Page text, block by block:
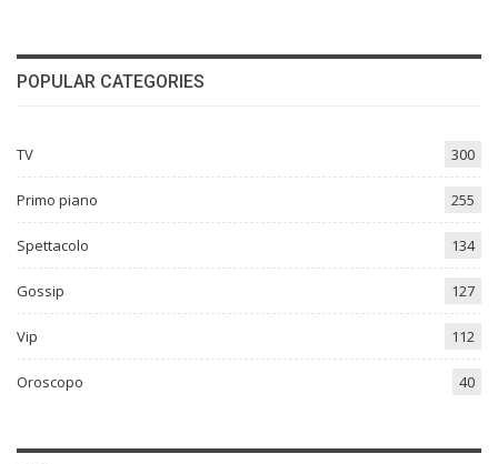
POPULAR CATEGORIES
TV 300
Primo piano 255
Spettacolo 134
Gossip 127
Vip 112
Oroscopo 40